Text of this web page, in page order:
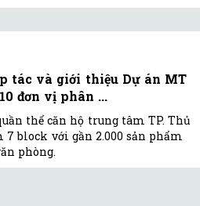
tác và giới thiệu Dự án MT
đơn vị phân ...
thể căn hộ trung tâm TP. Thủ
7 block với gần 2.000 sản phẩm
phòng.